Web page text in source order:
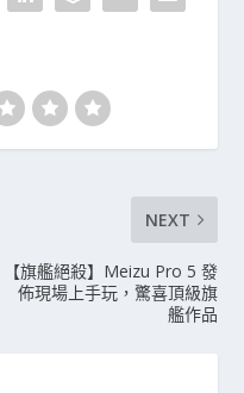
NEXT
【旗艦絕殺】Meizu Pro 5 發
佈現場上手玩，驚喜頂級旗
艦作品